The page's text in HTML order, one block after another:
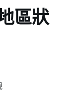
區狀